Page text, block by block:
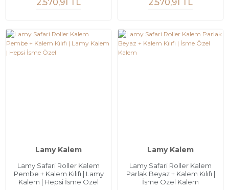
2.570,91 TL 2.570,91 TL
Lamy Kalem
Lamy Safari Roller Kalem
Pembe + Kalem Kılıfı | Lamy
Kalem | Hepsi İsme Özel
Lamy Kalem
Lamy Safari Roller Kalem
Parlak Beyaz + Kalem Kılıfı |
İsme Özel Kalem